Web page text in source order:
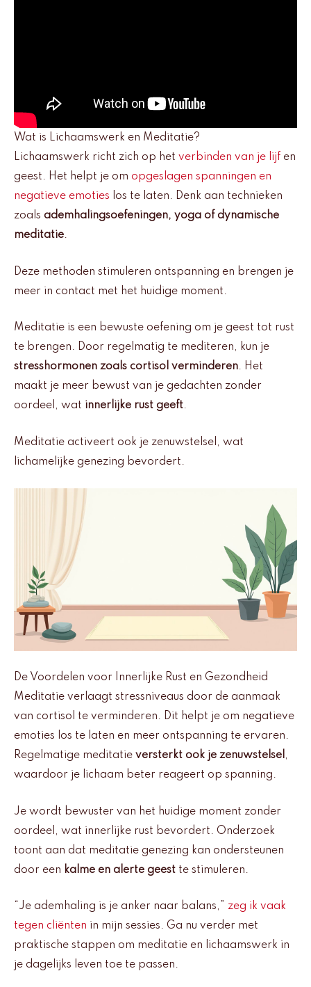
Wat is Lichaamswerk en Meditatie?
Lichaamswerk richt zich op het verbinden van je lijf en
geest. Het helpt je om opgeslagen spanningen en
negatieve emoties los te laten. Denk aan technieken
zoals ademhalingsoefeningen, yoga of dynamische
meditatie.
Deze methoden stimuleren ontspanning en brengen je
meer in contact met het huidige moment.
Meditatie is een bewuste oefening om je geest tot rust
te brengen. Door regelmatig te mediteren, kun je
stresshormonen zoals cortisol verminderen. Het
maakt je meer bewust van je gedachten zonder
oordeel, wat innerlijke rust geeft.
Meditatie activeert ook je zenuwstelsel, wat
lichamelijke genezing bevordert.
De Voordelen voor Innerlijke Rust en Gezondheid
Meditatie verlaagt stressniveaus door de aanmaak
van cortisol te verminderen. Dit helpt je om negatieve
emoties los te laten en meer ontspanning te ervaren.
Regelmatige meditatie versterkt ook je zenuwstelsel ,
waardoor je lichaam beter reageert op spanning.
Je wordt bewuster van het huidige moment zonder
oordeel, wat innerlijke rust bevordert. Onderzoek
toont aan dat meditatie genezing kan ondersteunen
door een kalme en alerte geest te stimuleren.
“Je ademhaling is je anker naar balans,” zeg ik vaak
tegen cliënten in mijn sessies. Ga nu verder met
praktische stappen om meditatie en lichaamswerk in
je dagelijks leven toe te passen.